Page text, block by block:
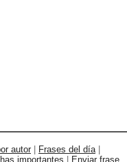
autor Frases del día|
importantes Enviar frase